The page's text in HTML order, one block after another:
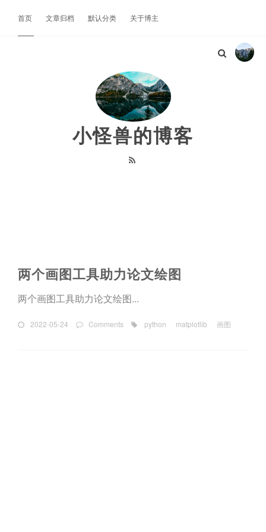
小怪兽的博客
首页 文章归档 默认分类 关于博主
两个画图工具助力论文绘图
两个画图工具助力论文绘图...
2022-05-24 Comments python matplotlib 画图